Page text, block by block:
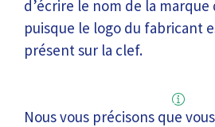
d’écrire le nom de la marque
puisque le logo du fabricant
présent sur la clef.
Nous vous précisons que